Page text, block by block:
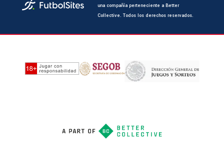
una compañía perteneciente a Better
Collective. Todos los derechos reservados.